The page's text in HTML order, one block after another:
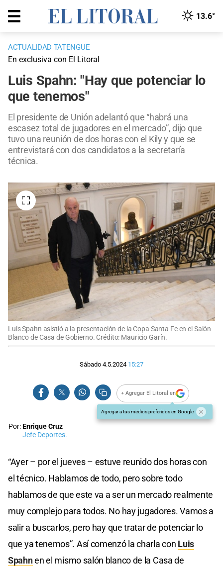
13.6°
ACTUALIDAD TATENGUE
En exclusiva con El Litoral
Luis Spahn: "Hay que potenciar lo
que tenemos"
El presidente de Unión adelantó que “habrá una
escasez total de jugadores en el mercado”, dijo que
tuvo una reunión de dos horas con el Kily y que se
entrevistará con dos candidatos a la secretaría
técnica.
Luis Spahn asistió a la presentación de la Copa Santa Fe en el Salón
Blanco de Casa de Gobierno. Crédito: Mauricio Garín.
Sábado 4.5.2024 15:27
+ Agregar El Litoral en
Agregar a tus medios preferidos en Google
Por:Enrique Cruz
Jefe Deportes.
“Ayer – por el jueves – estuve reunido dos horas con
el técnico. Hablamos de todo, pero sobre todo
hablamos de que este va a ser un mercado realmente
muy complejo para todos. No hay jugadores. Vamos a
salir a buscarlos, pero hay que tratar de potenciar lo
que ya tenemos”. Así comenzó la charla con Luis
Spahnen el mismo salón blanco de la Casa de